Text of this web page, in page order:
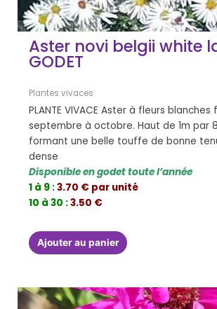
Aster novi belgii white
GODET
Plantes vivaces
PLANTE VIVACE Aster à fleurs
septembre à octobre. Haut de 1m par
formant une belle touffe de bonne
dense
Disponible en godet toute l’année
1 à 9 :3.70 € par unité
10 à 30 :3.50 €
Ajouter au panier